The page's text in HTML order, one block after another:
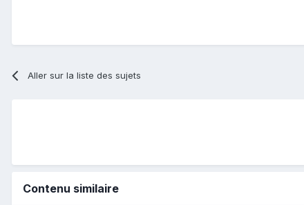
Aller sur la liste des sujets
Contenu similaire